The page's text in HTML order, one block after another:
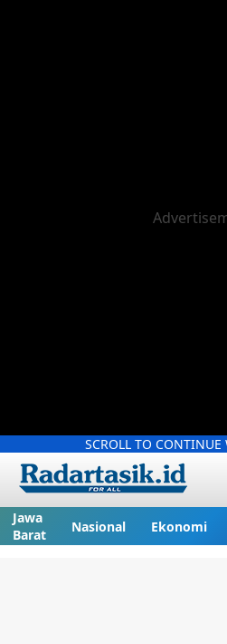
SCROLL TO
Jawa
Barat
Nasional Ekonomi